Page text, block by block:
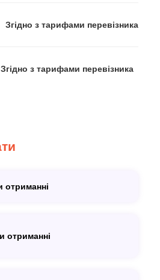
Згідно з тарифами перевізника
Згідно з тарифами перевізника
отриманні
отриманні